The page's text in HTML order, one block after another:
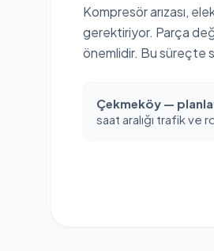
Kompresör arızası,
gerektiriyor. Parça
önemlidir. Bu süreçte
Çekmeköy —
saat aralığı trafik ve